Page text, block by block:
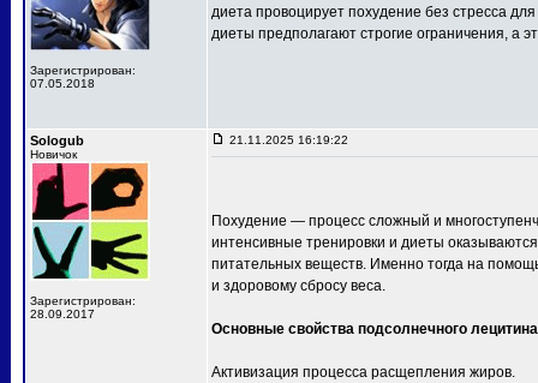
Зарегистрирован:
07.05.2018
диета провоцирует похудение без стресса
диеты предполагают строгие ограничения, а
Sologub
Новичок
Зарегистрирован:
28.09.2017
21.11.2025 16:19:22
Похудение — процесс сложный и
интенсивные тренировки и диеты
питательных веществ. Именно тогда на
и здоровому сбросу веса.
Основные свойства подсолнечного
Активизация процесса расщепления жиров.